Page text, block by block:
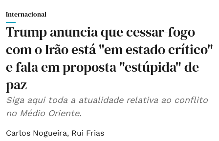
Internacional
Trump anuncia que cessar-fogo
com o Irão está "em estado crítico"
e fala em proposta "estúpida" de
paz
Siga aqui toda a atualidade relativa ao conflito
no Médio Oriente.
Carlos Nogueira, Rui Frias